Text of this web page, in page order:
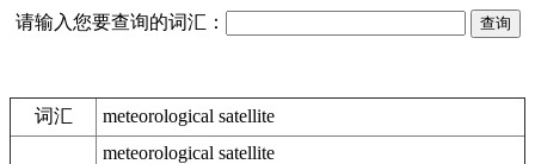
请输入您要查询的词汇：
词汇 meteorological satellite
meteorological satellite